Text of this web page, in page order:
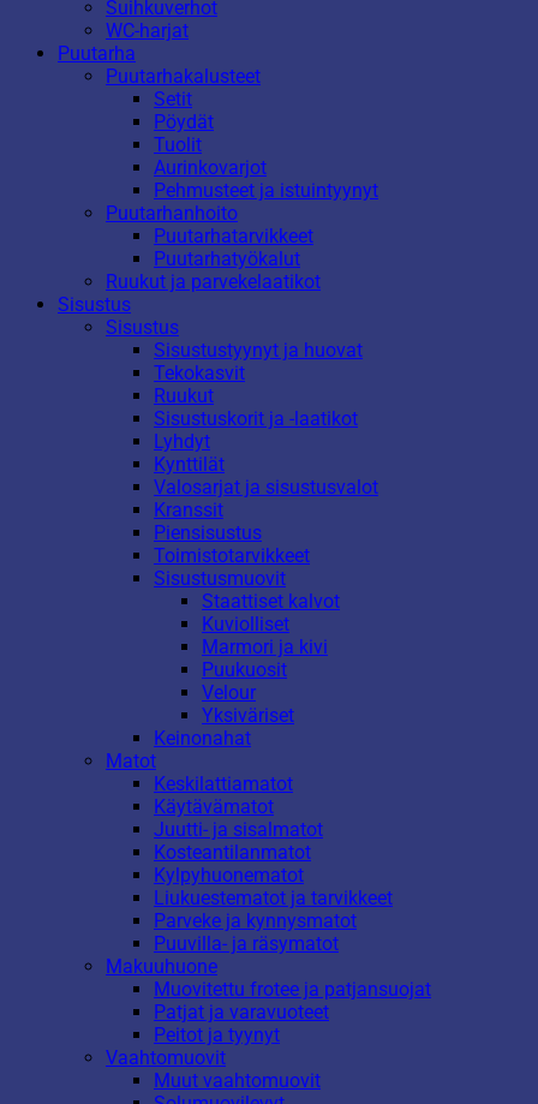
Suihkuverhot
WC-harjat
Puutarha
Puutarhakalusteet
Setit
Pöydät
Tuolit
Aurinkovarjot
Pehmusteet ja istuintyynyt
Puutarhanhoito
Puutarhatarvikkeet
Puutarhatyökalut
Ruukut ja parvekelaatikot
Sisustus
Sisustus
Sisustustyynyt ja huovat
Tekokasvit
Ruukut
Sisustuskorit ja -laatikot
Lyhdyt
Kynttilät
Valosarjat ja sisustusvalot
Kranssit
Piensisustus
Toimistotarvikkeet
Sisustusmuovit
Staattiset kalvot
Kuviolliset
Marmori ja kivi
Puukuosit
Velour
Yksiväriset
Keinonahat
Matot
Keskilattiamatot
Käytävämatot
Juutti- ja sisalmatot
Kosteantilanmatot
Kylpyhuonematot
Liukuestematot ja tarvikkeet
Parveke ja kynnysmatot
Puuvilla- ja räsymatot
Makuuhuone
Muovitettu frotee ja patjansuojat
Patjat ja varavuoteet
Peitot ja tyynyt
Vaahtomuovit
Muut vaahtomuovit